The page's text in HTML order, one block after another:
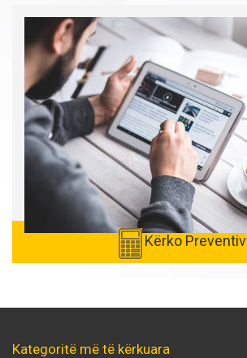
Kërko Preventiv
Kategoritë më të kërkuara